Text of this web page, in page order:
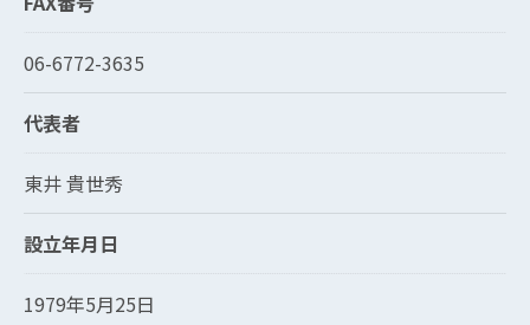
06-6772-3635
代表者
東井 貴世秀
設立年月日
1979年5月25日